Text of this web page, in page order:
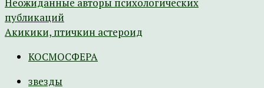
публикаций
Акикики, птичкин астероид
КОСМОСФЕРА
звезды